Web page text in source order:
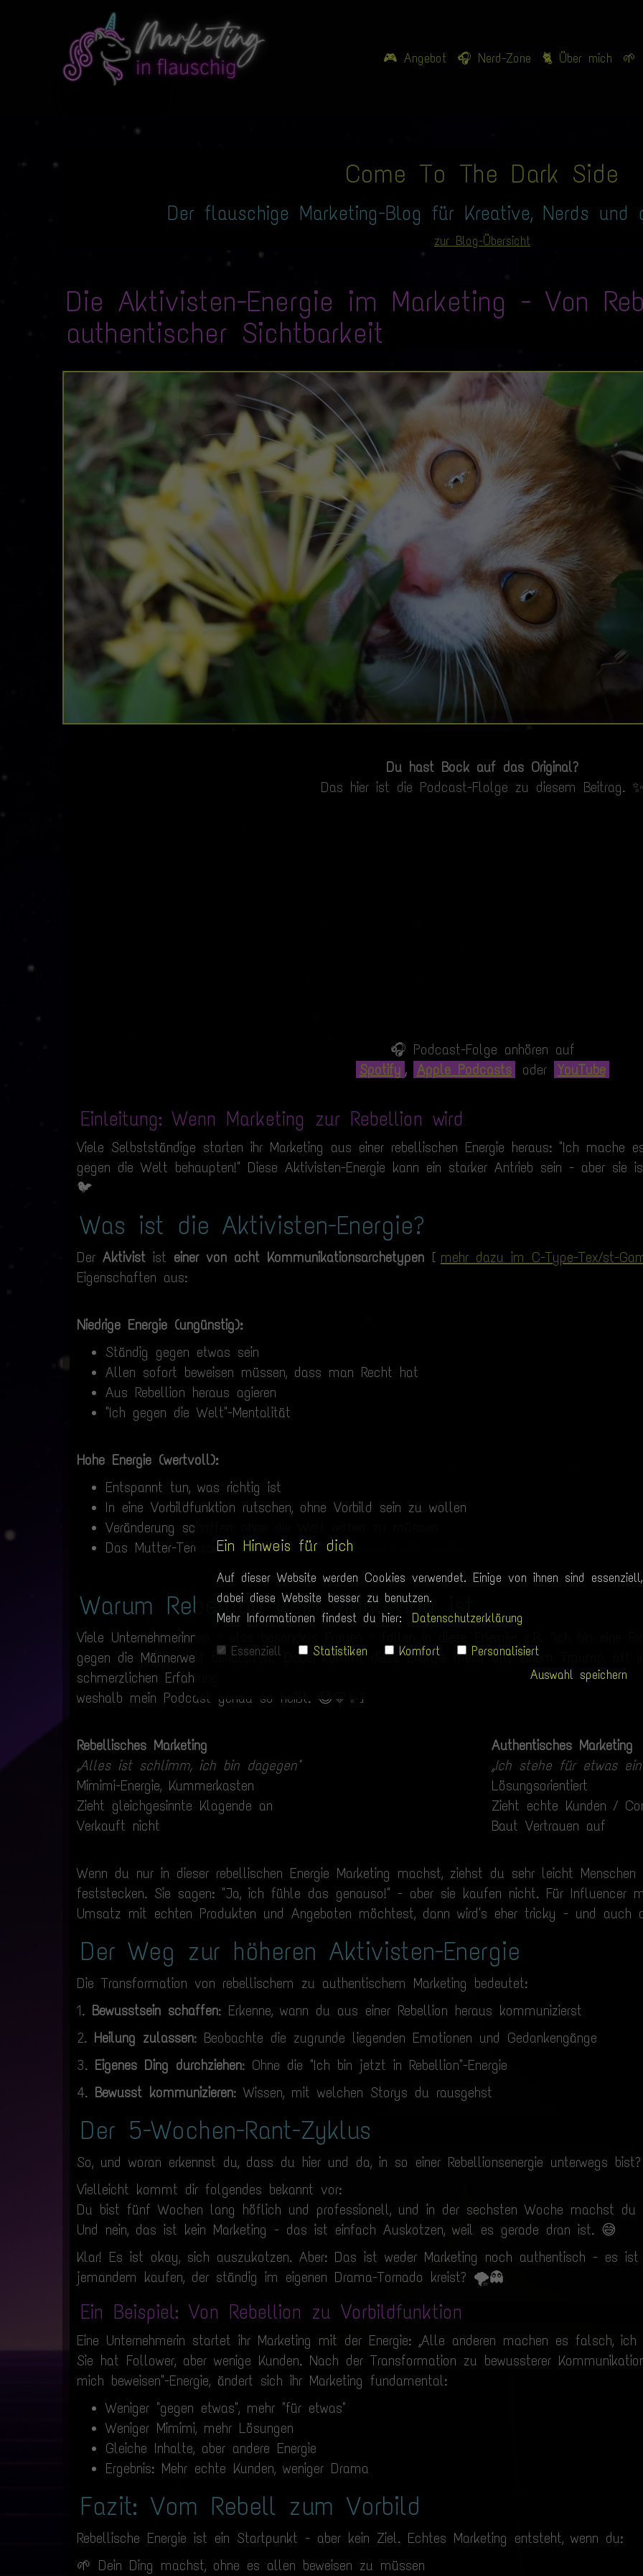
🎮 Angebot 🎧 Nerd-Zone 🐈 Über mich 🌱
Come To The Dark Side
Der flauschige Marketing-Blog für Kreative, Nerds und
zur Blog-Übersicht
Die Aktivisten-Energie im Marketing - Von
authentischer Sichtbarkeit
Du hast Bock auf das Original?
Das hier ist die Podcast-Flolge zu diesem Beitrag. ✨
🎧 Podcast-Folge anhören auf
Spotify , Apple Podcasts oder YouTube
Einleitung: Wenn Marketing zur Rebellion wird
Viele Selbstständige starten ihr Marketing aus einer rebellischen Energie heraus: "Ich
gegen die Welt behaupten!" Diese Aktivisten-Energie kann ein starker Antrieb sein - aber
🐦
Was ist die Aktivisten-Energie?
Der Aktivist ist einer von acht Kommunikationsarchetypen [ mehr dazu im C-Type-Tex/st-
Eigenschaften aus:
Niedrige Energie (ungünstig):
Ständig gegen etwas sein
Allen sofort beweisen müssen, dass man Recht hat
Aus Rebellion heraus agieren
"Ich gegen die Welt"-Mentalität
Hohe Energie (wertvoll):
Entspannt tun, was richtig ist
In eine Vorbildfunktion rutschen, ohne Vorbild sein zu wollen
Veränderung schaffen, ohne die Welt retten zu müssen
Das Mutter-Teresa-Prinzip: Einfach helfen, ohne große Gesten
Warum Rebellion kein Marketing ist
Viele Unternehmerinnen - also besonders Frauen - fallen in diese Energie: z.B. "Ich bin eine
gegen die Männerwelt behaupten." Dabei kommt diese Energie meist aus einem Trauma, oft
schmerzlichen Erfahrungen mit Menschen, die dazu führen, dass wir "
keinen Bock auf
weshalb mein Podcast genau so heißt. 😊💛✨]
Rebellisches Marketing
Authentisches Marketing
„Alles ist schlimm, ich bin dagegen"
„Ich stehe für etwas
Mimimi-Energie, Kummerkasten
Lösungsorientiert
Zieht gleichgesinnte Klagende an
Zieht echte Kunden /
Verkauft nicht
Baut Vertrauen auf
Wenn du nur in dieser rebellischen Energie Marketing machst, ziehst du sehr leicht
feststecken. Sie sagen: "Ja, ich fühle das genauso!" - aber sie kaufen nicht. Für Influencer
Umsatz mit echten Produkten und Angeboten möchtest, dann wird's eher tricky - und auch
Der Weg zur höheren Aktivisten-Energie
Die Transformation von rebellischem zu authentischem Marketing bedeutet:
1. Bewusstsein schaffen: Erkenne, wann du aus einer Rebellion heraus kommunizierst
2. Heilung zulassen: Beobachte die zugrunde liegenden Emotionen und Gedankengänge
3. Eigenes Ding durchziehen: Ohne die "Ich bin jetzt in Rebellion"-Energie
4. Bewusst kommunizieren: Wissen, mit welchen Storys du rausgehst
Der 5-Wochen-Rant-Zyklus
So, und woran erkennst du, dass du hier und da, in so einer Rebellionsenergie unterwegs bist?
Vielleicht kommt dir folgendes bekannt vor:
Du bist fünf Wochen lang höflich und professionell, und in der sechsten Woche machst du
Und nein, das ist kein Marketing - das ist einfach Auskotzen, weil es gerade dran ist. 😅
Klar! Es ist okay, sich auszukotzen. Aber: Das ist weder Marketing noch authentisch - es
jemandem kaufen, der ständig im eigenen Drama-Tornado kreist? 🌪️👻
Ein Beispiel: Von Rebellion zu Vorbildfunktion
Eine Unternehmerin startet ihr Marketing mit der Energie: „Alle anderen machen es falsch,
Sie hat Follower, aber wenige Kunden. Nach der Transformation zu bewussterer
mich beweisen"-Energie, ändert sich ihr Marketing fundamental:
Weniger "gegen etwas", mehr "für etwas"
Weniger Mimimi, mehr Lösungen
Gleiche Inhalte, aber andere Energie
Ergebnis: Mehr echte Kunden, weniger Drama
Fazit: Vom Rebell zum Vorbild
Rebellische Energie ist ein Startpunkt - aber kein Ziel. Echtes Marketing entsteht, wenn du:
🌱 Dein Ding machst, ohne es allen beweisen zu müssen
Ein Hinweis für dich
Auf dieser Website werden Cookies verwendet. Einige von ihnen sind
dabei diese Website besser zu benutzen.
Mehr Informationen findest du hier:
Datenschutzerklärung
Essenziell Statistiken Komfort
Personalisiert
Auswahl speichern